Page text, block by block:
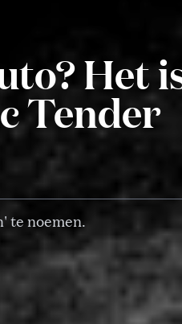
Het
Tender
te noemen.